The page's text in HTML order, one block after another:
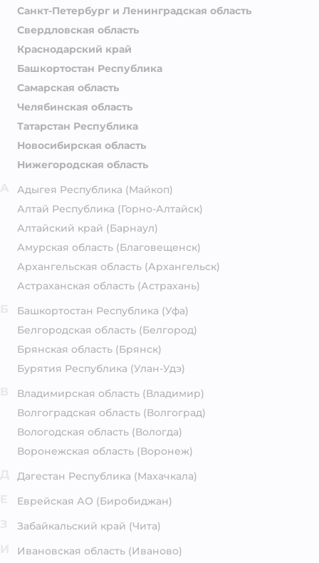
Санкт-Петербург и Ленинградская область
Свердловская область
Краснодарский край
Башкортостан Республика
Самарская область
Челябинская область
Татарстан Республика
Новосибирская область
Нижегородская область
Адыгея Республика (Майкоп)
Алтай Республика (Горно-Алтайск)
Алтайский край (Барнаул)
Амурская область (Благовещенск)
Архангельская область (Архангельск)
Астраханская область (Астрахань)
Башкортостан Республика (Уфа)
Белгородская область (Белгород)
Брянская область (Брянск)
Бурятия Республика (Улан-Удэ)
Владимирская область (Владимир)
Волгоградская область (Волгоград)
Вологодская область (Вологда)
Воронежская область (Воронеж)
Дагестан Республика (Махачкала)
Еврейская АО (Биробиджан)
Забайкальский край (Чита)
Ивановская область (Иваново)